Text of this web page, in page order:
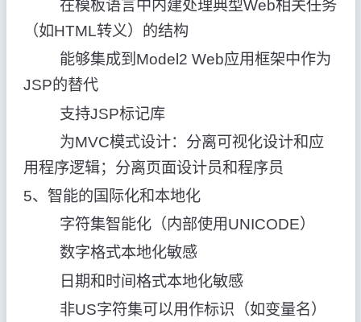
在模板语言中内建处理典型Web相关任务
（如HTML转义）的结构
能够集成到Model2 Web应用框架中作为
JSP的替代
支持JSP标记库
为MVC模式设计：分离可视化设计和应
用程序逻辑；分离页面设计员和程序员
5、智能的国际化和本地化
字符集智能化（内部使用UNICODE）
数字格式本地化敏感
日期和时间格式本地化敏感
非US字符集可以用作标识（如变量名）